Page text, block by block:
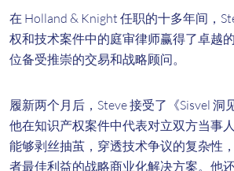
在 Holland & Knight 任职的十多年间，
权和技术案件中的庭审律师赢得了卓越
位备受推崇的交易和战略顾问。
履新两个月后，Steve 接受了《Sisvel 洞
他在知识产权案件中代表对立双方当事
能够剥丝抽茧，穿透技术争议的复杂性
者最佳利益的战略商业化解决方案。他